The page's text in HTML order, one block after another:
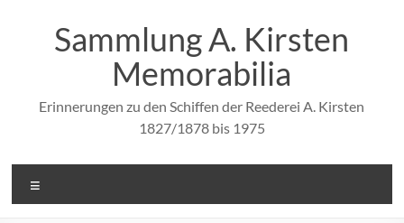
Sammlung A. Kirsten
Memorabilia
Erinnerungen zu den Schiffen der Reederei A. Kirsten
1827/1878 bis 1975